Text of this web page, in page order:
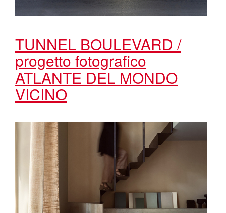
TUNNEL BOULEVARD /
progetto fotografico
ATLANTE DEL MONDO
VICINO